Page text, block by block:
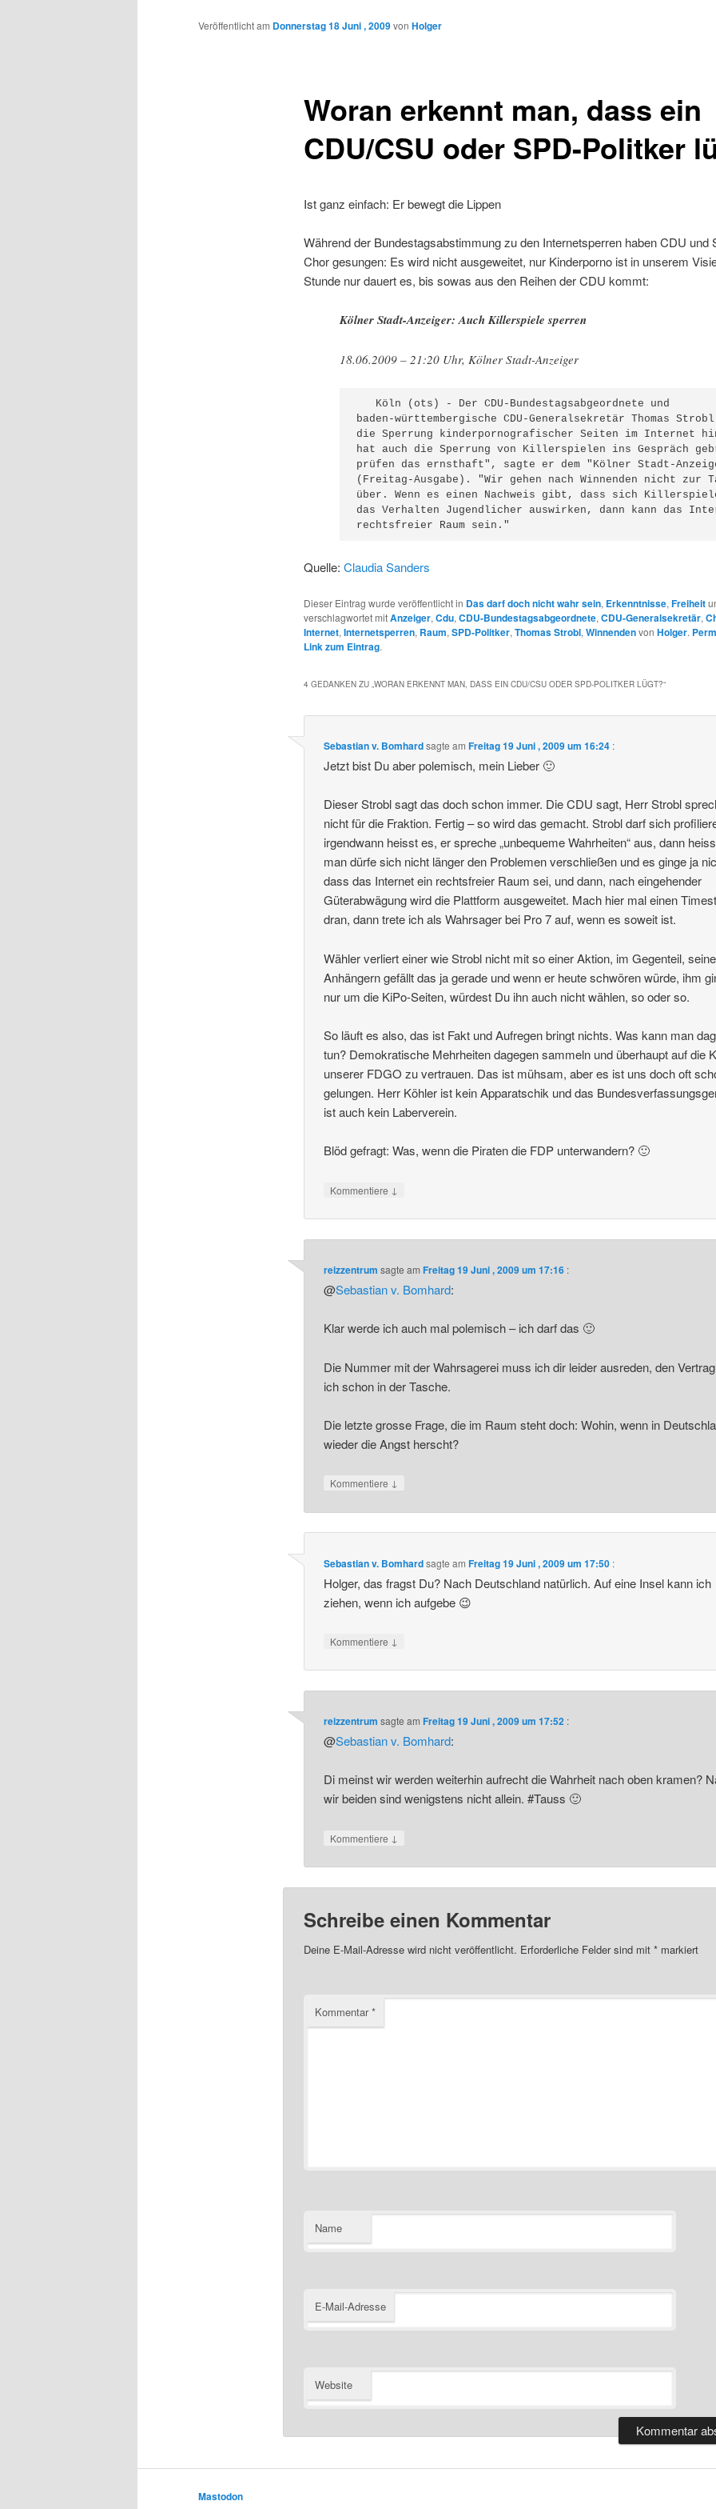
Inhalt
Woran erkennt man, dass ein
CDU/CSU oder SPD-Politker
Veröffentlicht am Donnerstag 18 Juni , 2009von Holger
Ist ganz einfach: Er bewegt die Lippen
Während der Bundestagsabstimmung zu den Internetsperren haben CDU und
Chor gesungen: Es wird nicht ausgeweitet, nur Kinderporno ist in unserem
Stunde nur dauert es, bis sowas aus den Reihen der CDU kommt:
Kölner Stadt-Anzeiger: Auch Killerspiele sperren
18.06.2009 – 21:20 Uhr, Kölner Stadt-Anzeiger
   Köln (ots) - Der CDU-Bundestagsabgeordnete und
baden-württembergische CDU-Generalsekretär Thomas
die Sperrung kinderpornografischer Seiten im Internet
hat auch die Sperrung von Killerspielen ins Gespräch
prüfen das ernsthaft", sagte er dem "Kölner Stadt-
(Freitag-Ausgabe). "Wir gehen nach Winnenden nicht zur
über. Wenn es einen Nachweis gibt, dass sich
das Verhalten Jugendlicher auswirken, dann kann das
rechtsfreier Raum sein."
Quelle: Claudia Sanders
Dieser Eintrag wurde veröffentlicht in Das darf doch nicht wahr sein, Erkenntnisse, Freiheit
verschlagwortet mitAnzeiger, Cdu, CDU-Bundestagsabgeordnete, CDU-Generalsekretär,
Internet, Internetsperren, Raum, SPD-Politker, Thomas Strobl, Winnendenvon Holger.
Link zum Eintrag.
4 GEDANKEN ZU „ WORAN ERKENNT MAN, DASS EIN CDU/CSU ODER SPD-POLITKER LÜGT?“
Sebastian v. Bomhardsagte amFreitag 19 Juni , 2009 um 16:24 :
Jetzt bist Du aber polemisch, mein Lieber 🙂
Dieser Strobl sagt das doch schon immer. Die CDU sagt, Herr Strobl
nicht für die Fraktion. Fertig – so wird das gemacht. Strobl darf sich
irgendwann heisst es, er spreche „unbequeme Wahrheiten“ aus, dann
man dürfe sich nicht länger den Problemen verschließen und es ginge ja
dass das Internet ein rechtsfreier Raum sei, und dann, nach eingehender
Güterabwägung wird die Plattform ausgeweitet. Mach hier mal einen
dran, dann trete ich als Wahrsager bei Pro 7 auf, wenn es soweit ist.
Wähler verliert einer wie Strobl nicht mit so einer Aktion, im Gegenteil,
Anhängern gefällt das ja gerade und wenn er heute schwören würde, ihm
nur um die KiPo-Seiten, würdest Du ihn auch nicht wählen, so oder so.
So läuft es also, das ist Fakt und Aufregen bringt nichts. Was kann man
tun? Demokratische Mehrheiten dagegen sammeln und überhaupt auf die
unserer FDGO zu vertrauen. Das ist mühsam, aber es ist uns doch oft
gelungen. Herr Köhler ist kein Apparatschik und das
ist auch kein Laberverein.
Blöd gefragt: Was, wenn die Piraten die FDP unterwandern? 🙂
Kommentiere ↓
reizzentrum sagte amFreitag 19 Juni , 2009 um 17:16 :
@Sebastian v. Bomhard:
Klar werde ich auch mal polemisch – ich darf das 🙂
Die Nummer mit der Wahrsagerei muss ich dir leider ausreden, den
ich schon in der Tasche.
Die letzte grosse Frage, die im Raum steht doch: Wohin, wenn in
wieder die Angst herscht?
Kommentiere ↓
Sebastian v. Bomhardsagte amFreitag 19 Juni , 2009 um 17:50 :
Holger, das fragst Du? Nach Deutschland natürlich. Auf eine Insel kann ich
ziehen, wenn ich aufgebe 😉
Kommentiere ↓
reizzentrum sagte amFreitag 19 Juni , 2009 um 17:52 :
@Sebastian v. Bomhard:
Di meinst wir werden weiterhin aufrecht die Wahrheit nach oben kramen?
wir beiden sind wenigstens nicht allein. #Tauss 🙂
Kommentiere ↓
Schreibe einen Kommentar
Deine E-Mail-Adresse wird nicht veröffentlicht. Erforderliche Felder sind mit *markiert
Kommentar*
Name
E-Mail-Adresse
Website
Mastodon